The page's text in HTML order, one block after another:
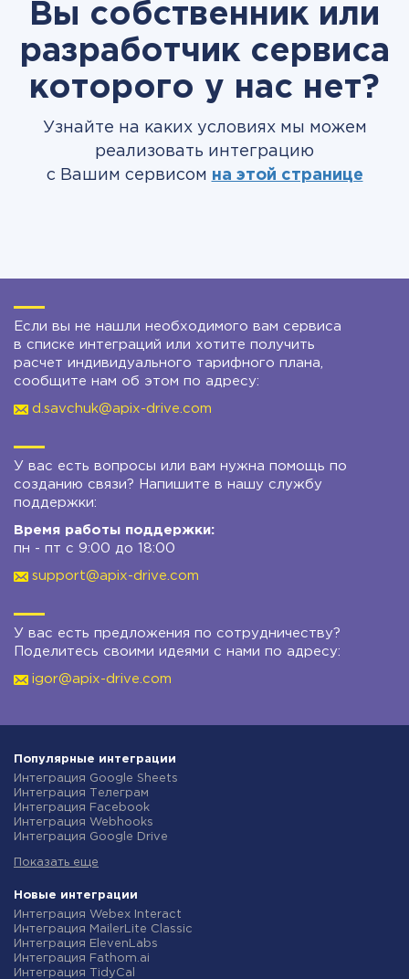
Вы собственник или
разработчик сервиса
которого у нас нет?
Узнайте на каких условиях мы можем
реализовать интеграцию
с Вашим сервисом на этой странице
Если вы не нашли необходимого вам сервиса
в списке интеграций или хотите получить
расчет индивидуального тарифного плана,
сообщите нам об этом по адресу:
d.savchuk@apix-drive.com
У вас есть вопросы или вам нужна помощь по
созданию связи? Напишите в нашу службу
поддержки:
Время работы поддержки:
пн - пт с 9:00 до 18:00
support@apix-drive.com
У вас есть предложения по сотрудничеству?
Поделитесь своими идеями с нами по адресу:
igor@apix-drive.com
Популярные интеграции
Интеграция Google Sheets
Интеграция Телеграм
Интеграция Facebook
Интеграция Webhooks
Интеграция Google Drive
Интеграция Gmail
Интеграция Новая Почта
Интеграция Binotel
Интеграция OpenAI (ChatGPT)
Интеграция Prom
Интеграция Приват24
Интеграция OLX
Показать еще
Новые интеграции
Интеграция Webex Interact
Интеграция MailerLite Classic
Интеграция ElevenLabs
Интеграция Fathom.ai
Интеграция TidyCal